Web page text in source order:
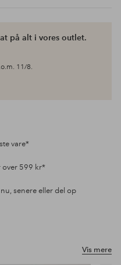
på alt i vores outlet.
11/8.
vare*
599 kr*
nu, senere eller del op
Vis mere